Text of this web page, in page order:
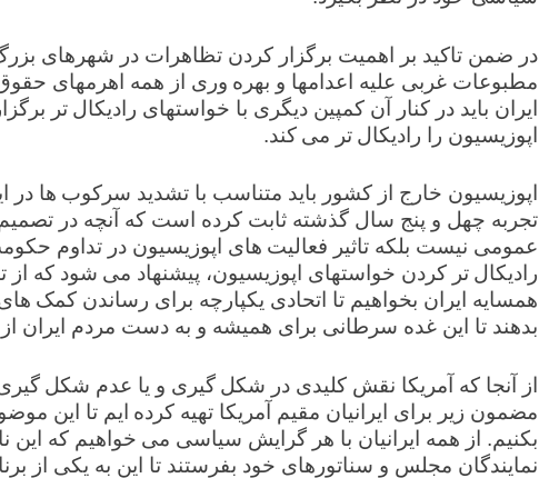
در ضمن تاکید بر اهمیت برگزار کردن تظاهرات در شهرهای بزرگ
مطبوعات غربی علیه اعدامها و بهره وری از همه اهرمهای
ایران باید در کنار آن کمپین دیگری با خواستهای رادیکال تر
اپوزیسیون را رادیکال تر می کند.
اپوزیسیون خارج از کشور باید متناسب با تشدید سرکوب ها در
تجربه چهل و پنج سال گذشته ثابت کرده است که آنچه در تصمیم
عمومی نیست بلکه تاثیر فعالیت های اپوزیسیون در تداوم
رادیکال تر کردن خواستهای اپوزیسیون، پیشنهاد می شود که
همسایه ایران بخواهیم تا اتحادی یکپارچه برای رساندن کمک
بدهند تا این غده سرطانی برای همیشه و به دست مردم ایران
از آنجا که آمریکا نقش کلیدی در شکل گیری و یا عدم شکل گیری
مضمون زیر برای ایرانیان مقیم آمریکا تهیه کرده ایم تا این
بکنیم. از همه ایرانیان با هر گرایش سیاسی می خواهیم که این
نمایندگان مجلس و سناتورهای خود بفرستند تا این به یکی از